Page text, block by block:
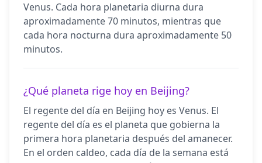
Venus. Cada hora planetaria diurna dura
aproximadamente 70 minutos, mientras que
cada hora nocturna dura aproximadamente 50
minutos.
¿Qué planeta rige hoy en Beijing?
El regente del día en Beijing hoy es Venus. El
regente del día es el planeta que gobierna la
primera hora planetaria después del amanecer.
En el orden caldeo, cada día de la semana está